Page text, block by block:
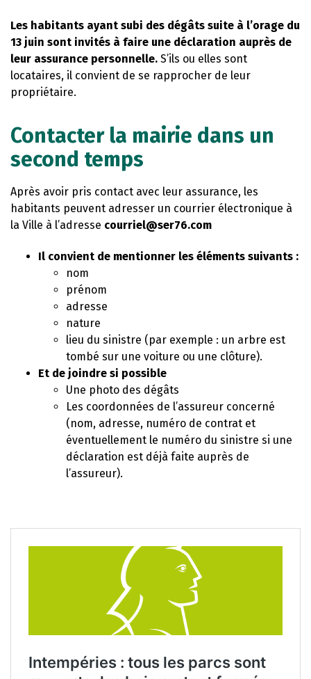
Les habitants ayant subi des dégâts suite à l’orage du
13 juin sont invités à faire une déclaration auprès de
leur assurance personnelle. S’ils ou elles sont
locataires, il convient de se rapprocher de leur
propriétaire.
Contacter la mairie dans un
second temps
Après avoir pris contact avec leur assurance, les
habitants peuvent adresser un courrier électronique à
la Ville à l’adresse courriel@ser76.com
Il convient de mentionner les éléments suivants :
nom
prénom
adresse
nature
lieu du sinistre (par exemple : un arbre est
tombé sur une voiture ou une clôture).
Et de joindre si possible
Une photo des dégâts
Les coordonnées de l’assureur concerné
(nom, adresse, numéro de contrat et
éventuellement le numéro du sinistre si une
déclaration est déjà faite auprès de
l’assureur).